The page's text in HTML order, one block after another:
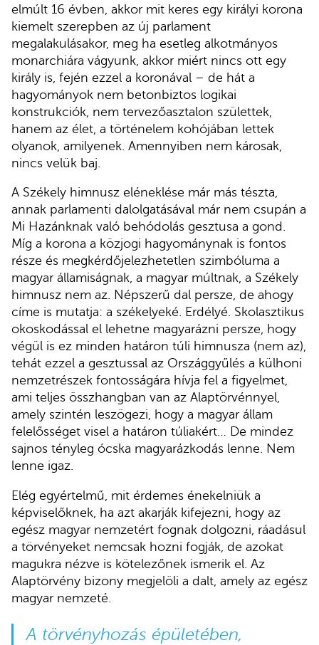
elmúlt 16 évben, akkor mit keres egy királyi korona
kiemelt szerepben az új parlament
megalakulásakor, meg ha esetleg alkotmányos
monarchiára vágyunk, akkor miért nincs ott egy
király is, fején ezzel a koronával – de hát a
hagyományok nem betonbiztos logikai
konstrukciók, nem tervezőasztalon születtek,
hanem az élet, a történelem kohójában lettek
olyanok, amilyenek. Amennyiben nem károsak,
nincs velük baj.
A Székely himnusz eléneklése már más tészta,
annak parlamenti dalolgatásával már nem csupán a
Mi Hazánknak való behódolás gesztusa a gond.
Míg a korona a közjogi hagyománynak is fontos
része és megkérdőjelezhetetlen szimbóluma a
magyar államiságnak, a magyar múltnak, a Székely
himnusz nem az. Népszerű dal persze, de ahogy
címe is mutatja: a székelyeké. Erdélyé. Skolasztikus
okoskodással el lehetne magyarázni persze, hogy
végül is ez minden határon túli himnusza (nem az),
tehát ezzel a gesztussal az Országgyűlés a külhoni
nemzetrészek fontosságára hívja fel a figyelmet,
ami teljes összhangban van az Alaptörvénnyel,
amely szintén leszögezi, hogy a magyar állam
felelősséget visel a határon túliakért… De mindez
sajnos tényleg ócska magyarázkodás lenne. Nem
lenne igaz.
Elég egyértelmű, mit érdemes énekelniük a
képviselőknek, ha azt akarják kifejezni, hogy az
egész magyar nemzetért fognak dolgozni, ráadásul
a törvényeket nemcsak hozni fogják, de azokat
magukra nézve is kötelezőnek ismerik el. Az
Alaptörvény bizony megjelöli a dalt, amely az egész
magyar nemzeté.
A törvényhozás épületében,